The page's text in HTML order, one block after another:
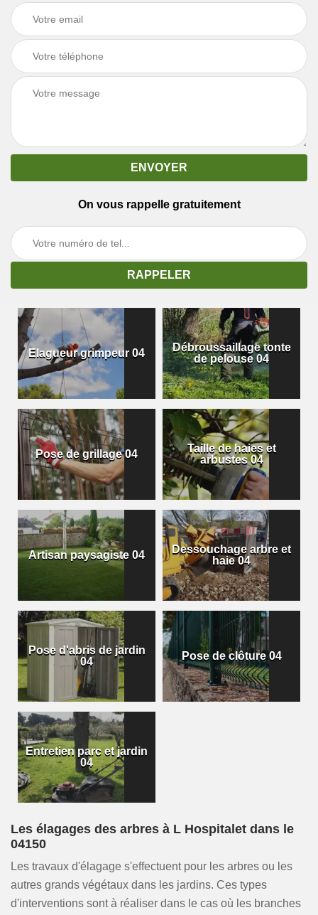
On vous rappelle gratuitement
Elagueur grimpeur 04
Débroussaillage tonte
de pelouse 04
Pose de grillage 04
Taille de haies et
arbustes 04
Artisan paysagiste 04
Dessouchage arbre et
haie 04
Pose d'abris de jardin
04
Pose de clôture 04
Entretien parc et jardin
04
Les élagages des arbres à L Hospitalet dans le
04150
Les travaux d'élagage s'effectuent pour les arbres ou les
autres grands végétaux dans les jardins. Ces types
d'interventions sont à réaliser dans le cas où les branches